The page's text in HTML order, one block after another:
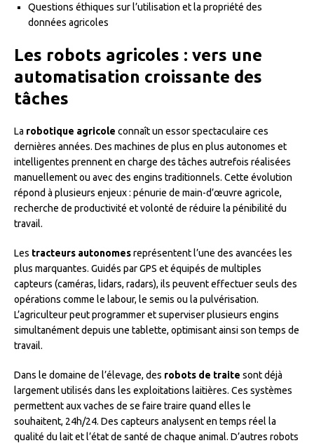
Questions éthiques sur l’utilisation et la propriété des
données agricoles
Les robots agricoles : vers une
automatisation croissante des
tâches
La robotique agricole connaît un essor spectaculaire ces
dernières années. Des machines de plus en plus autonomes et
intelligentes prennent en charge des tâches autrefois réalisées
manuellement ou avec des engins traditionnels. Cette évolution
répond à plusieurs enjeux : pénurie de main-d’œuvre agricole,
recherche de productivité et volonté de réduire la pénibilité du
travail.
Les tracteurs autonomesreprésentent l’une des avancées les
plus marquantes. Guidés par GPS et équipés de multiples
capteurs (caméras, lidars, radars), ils peuvent effectuer seuls des
opérations comme le labour, le semis ou la pulvérisation.
L’agriculteur peut programmer et superviser plusieurs engins
simultanément depuis une tablette, optimisant ainsi son temps de
travail.
Dans le domaine de l’élevage, des robots de traite sont déjà
largement utilisés dans les exploitations laitières. Ces systèmes
permettent aux vaches de se faire traire quand elles le
souhaitent, 24h/24. Des capteurs analysent en temps réel la
qualité du lait et l’état de santé de chaque animal. D’autres robots